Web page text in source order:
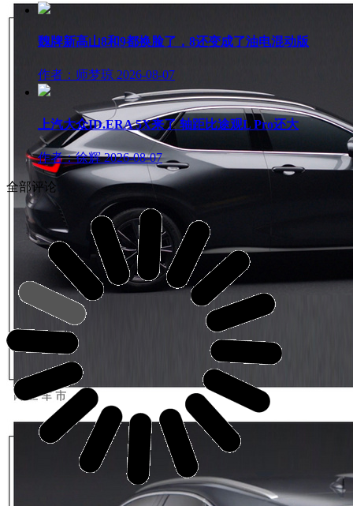
魏牌新高山8和9都换脸了，8还变成了油电混动版
作者：师梦琼 2026-08-07
上汽大众ID.ERA 5X来了 轴距比途观L Pro还大
作者：徐辉 2026-08-07
全部评论